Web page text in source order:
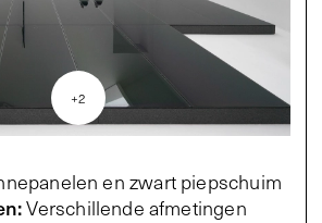
+2
en zwart piepschuim
:Verschillende afmetingen